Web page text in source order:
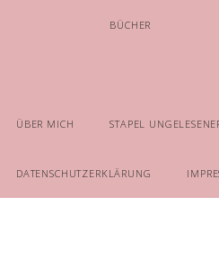
ÜBER MICH
BÜCHER
STAPEL
DATENSCHUTZERKLÄRUNG